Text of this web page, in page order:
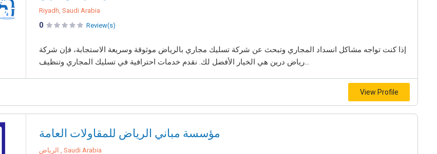
Riyadh, Saudi Arabia
0 Review(s)
إذا كنت تواجه مشاكل انسداد المجاري وتبحث عن شركة تسليك مجاري بالرياض موثوقة وسريعة الاستجابة، فإن شركة
رياض درين هي الخيار الأفضل لك. نقدم خدمات احترافية في تسليك المجاري وتنظيف...
View Profile
مؤسسة مباني الرياض للمقاولات العامة
الرياض , Saudi Arabia